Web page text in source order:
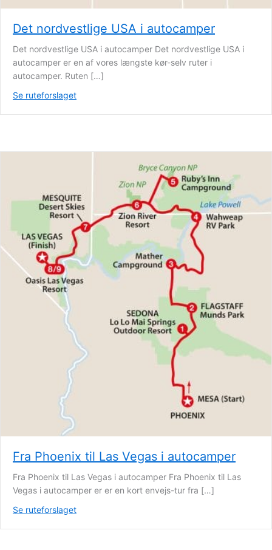
Det nordvestlige USA i autocamper
Det nordvestlige USA i autocamper Det nordvestlige USA i
autocamper er en af vores længste kør-selv ruter i
autocamper. Ruten […]
Se ruteforslaget
Fra Phoenix til Las Vegas i autocamper
Fra Phoenix til Las Vegas i autocamper Fra Phoenix til Las
Vegas i autocamper er er en kort envejs-tur fra […]
Se ruteforslaget